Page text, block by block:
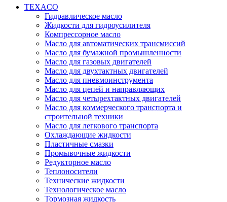
TEXACO
Гидравлическое масло
Жидкости для гидроусилителя
Компрессорное масло
Масло для автоматических трансмиссий
Масло для бумажной промышленности
Масло для газовых двигателей
Масло для двухтактных двигателей
Масло для пневмоинструмента
Масло для цепей и направляющих
Масло для четырехтактных двигателей
Масло для коммерческого транспорта и
строительной техники
Масло для легкового транспорта
Охлаждающие жидкости
Пластичные смазки
Промывочные жидкости
Редукторное масло
Теплоносители
Технические жидкости
Технологическое масло
Тормозная жидкость